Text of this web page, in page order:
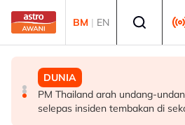
Skip to main content
BM | EN
MALAYSIA
Berita tempatan pilihan
MALAYSIA
Pengacara, ahli perniagaan
audio siar sentuh isu sensitiviti
DUNIA
PM Thailand arah undang-
selepas insiden tembakan di